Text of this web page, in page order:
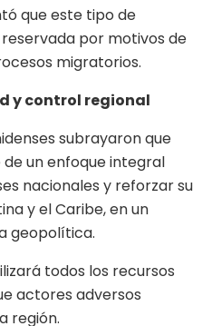
que este tipo de
por motivos de
migratorios.
y control regional
subrayaron que
un enfoque integral
nacionales y reforzar su
y el Caribe, en un
geopolítica.
todos los recursos
actores adversos
región.